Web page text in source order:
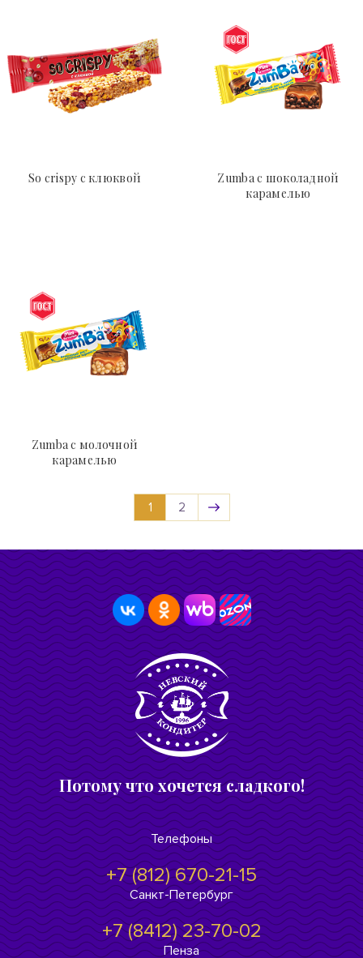
So crispy с клюквой
Zumba с шоколадной
карамелью
Zumba с молочной
карамелью
1 2
Потому что хочется сладкого!
Телефоны
+7 (812) 670-21-15
Санкт-Петербург
+7 (8412) 23-70-02
Пенза